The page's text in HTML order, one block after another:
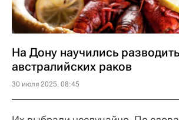
На Дону научились разводить
австралийских раков
30 июля 2025, 08:45